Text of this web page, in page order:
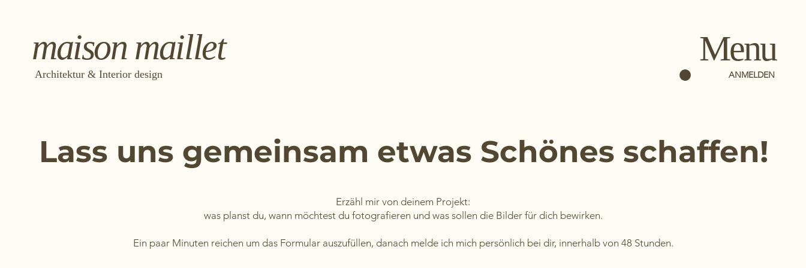
maison maillet
Architektur & Interior design
Menu
ANMELDEN
Lass uns gemeinsam etwas Schönes schaffen!
Erzähl mir von deinem Projekt:
was planst du, wann möchtest du fotografieren und was sollen die Bilder für dich bewirken.
Ein paar Minuten reichen um das Formular auszufüllen, danach melde ich mich persönlich bei dir, innerhalb von 48 Stunden.